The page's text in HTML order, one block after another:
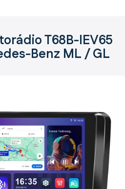
T68B-IEV65
Benz ML / GL